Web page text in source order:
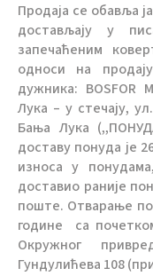
Продаја се обавља
достављају у
запечаћеним
односи на
дужника: BOSFOR
Лука – у стечају,
Бања Лука
доставу понуда је
износа у
доставио раније
поште. Отварање
године са
Окружног
Гундулићева 108